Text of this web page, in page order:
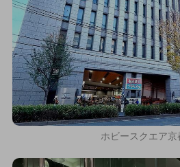
ホビースクエア京